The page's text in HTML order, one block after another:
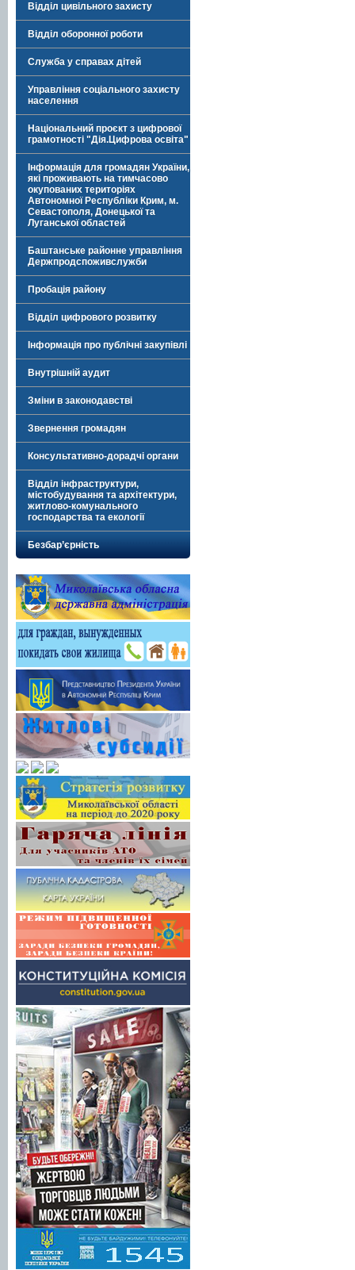
Відділ цивільного захисту
Відділ оборонної роботи
Служба у справах дітей
Управління соціального захисту
населення
Національний проєкт з цифрової
грамотності "Дія.Цифрова освіта"
Інформація для громадян України,
які проживають на тимчасово
окупованих територіях
Автономної Республіки Крим, м.
Севастополя, Донецької та
Луганської областей
Баштанське районне управління
Держпродспоживслужби
Пробація району
Відділ цифрового розвитку
Інформація про публічні закупівлі
Внутрішній аудит
Зміни в законодавстві
Звернення громадян
Консультативно-дорадчі органи
Відділ інфраструктури,
містобудування та архітектури,
житлово-комунального
господарства та екології
Безбар’єрність